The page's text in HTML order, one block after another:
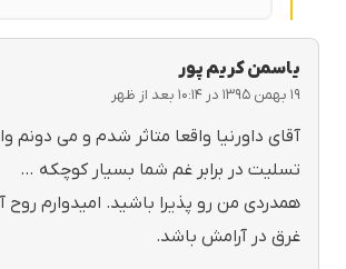
یاسمن کریم پور
۱۹ بهمن ۱۳۹۵ در ۱۰:۱۴ بعد از ظهر
آقای داورنیا واقعا متاثر شدم و می دونم
تسلیت در برابر غم شما بسیار کوچکه …
همدردی من رو پذیرا باشید. امیدوارم روح
غرق در آرامش باشد.